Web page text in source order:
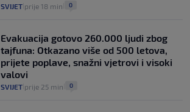
SVIJET prije 18 min 0
Evakuacija gotovo 260.000 ljudi zbog
tajfuna: Otkazano više od 500 letova,
prijete poplave, snažni vjetrovi i visoki
valovi
SVIJET prije 25 min 0